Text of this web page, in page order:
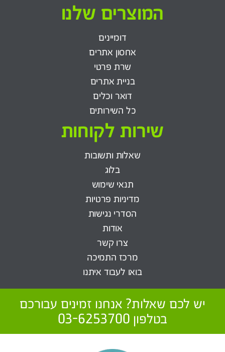
המוצרים שלנו
דומיינים
אחסון אתרים
שרת פרטי
בניית אתרים
דואר וכלים
כל השירותים
שירות לקוחות
שאלות ותשובות
בלוג
תנאי שימוש
מדיניות פרטיות
הסדרי נגישות
אודות
צרו קשר
מרכז התמיכה
בואו לעבוד איתנו
יש לכם שאלות? אנחנו זמינים עבורכם
בטלפון 03-6253700